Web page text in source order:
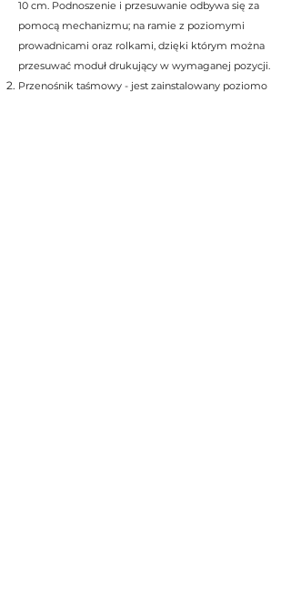
10 cm. Podnoszenie i przesuwanie odbywa się za
pomocą mechanizmu; na ramie z poziomymi
prowadnicami oraz rolkami, dzięki którym można
przesuwać moduł drukujący w wymaganej pozycji.
Przenośnik taśmowy - jest zainstalowany poziomo